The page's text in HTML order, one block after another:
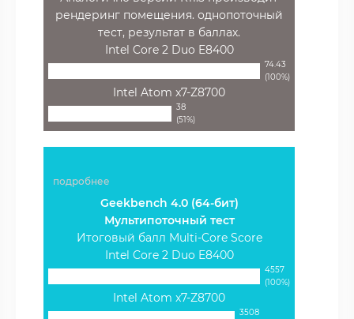
рендеринг помещения. однопоточный
тест, результат в баллах.
Intel Core 2 Duo E8400
74.43
(100%)
Intel Atom x7-Z8700
38
(51%)
подробнее
Geekbench 4.0 (64-бит)
Мультипоточный тест
Итоговый балл Multi-Core Score
Intel Core 2 Duo E8400
4557
(100%)
Intel Atom x7-Z8700
3508